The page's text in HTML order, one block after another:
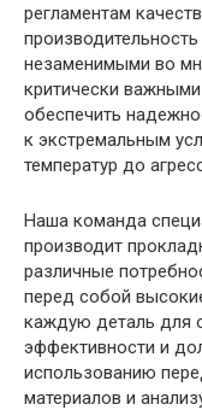
регламентам
незаменимыми во
критически
обеспечить
к экстремальным
температур до
Наша команда
производит
различные
перед собой
каждую деталь для
эффективности и
использованию
материалов и